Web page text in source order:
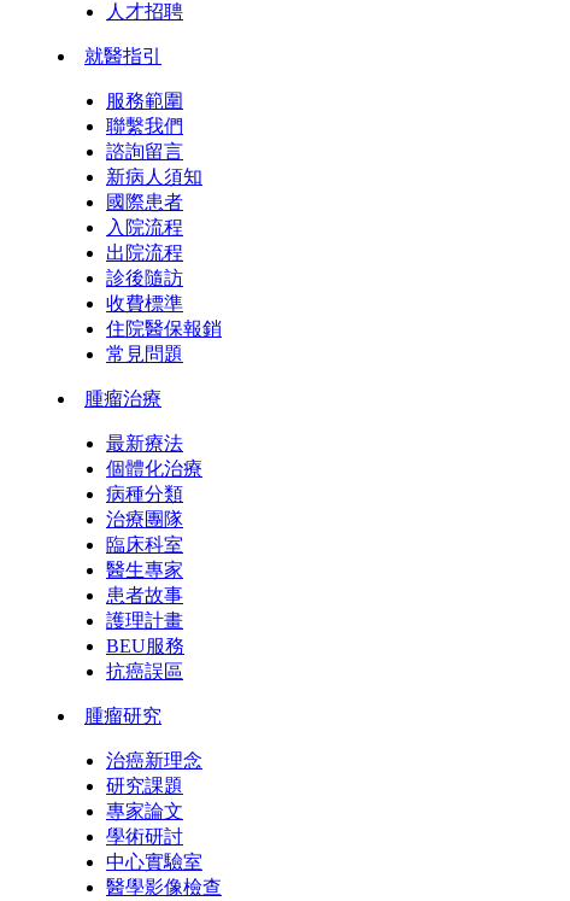
人才招聘
就醫指引
服務範圍
聯繫我們
諮詢留言
新病人須知
國際患者
入院流程
出院流程
診後隨訪
收費標準
住院醫保報銷
常見問題
腫瘤治療
最新療法
個體化治療
病種分類
治療團隊
臨床科室
醫生專家
患者故事
護理計畫
BEU服務
抗癌誤區
腫瘤研究
治癌新理念
研究課題
專家論文
學術研討
中心實驗室
醫學影像檢查